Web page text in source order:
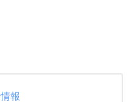
報